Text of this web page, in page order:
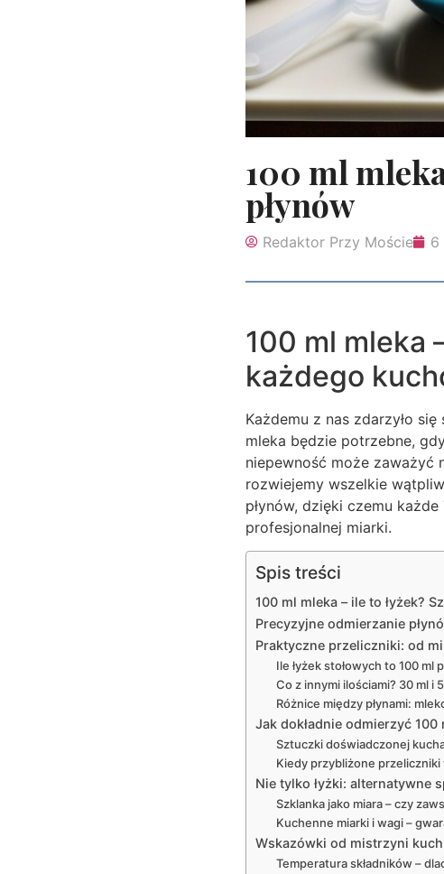
100 ml
płynów
Redaktor Przy Moście 6
100 ml mleka
każdego
Każdemu z nas zdarzyło
mleka będzie potrzebne,
niepewność może zaważyć
rozwiejemy wszelkie
płynów, dzięki czemu
profesjonalnej miarki.
Spis treści
100 ml mleka – ile to łyżek?
Precyzyjne odmierzanie
Praktyczne przeliczniki: od
Ile łyżek stołowych to 100 ml
Co z innymi ilościami? 30 ml i
Różnice między płynami:
Jak dokładnie odmierzyć
Sztuczki doświadczonej
Kiedy przybliżone
Nie tylko łyżki: alternatywne
Szklanka jako miara – czy
Kuchenne miarki i wagi –
Wskazówki od mistrzyni
Temperatura składników –